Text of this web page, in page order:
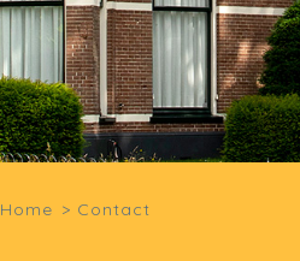
Home > Contact